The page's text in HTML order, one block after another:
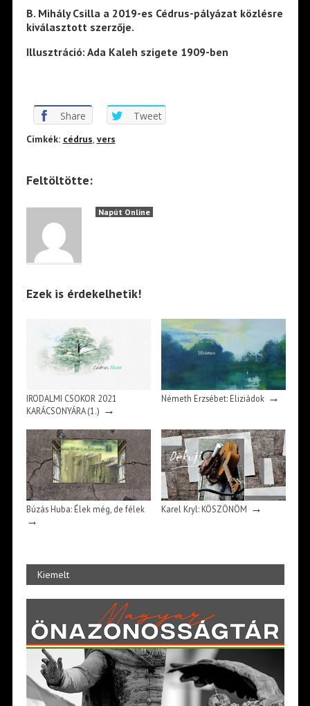
B. Mihály Csilla a 2019-es Cédrus-pályázat közlésre
kiválasztott szerzője.
Illusztráció: Ada Kaleh szigete 1909-ben
Share Tweet
Cimkék: cédrus, vers
Feltöltötte:
Napút Online
Ezek is érdekelhetik!
IRODALMI CSOKOR 2021
KARÁCSONYÁRA (1.) →
Németh Erzsébet: Eliziádok→
Búzás Huba: Élek még, de félek
→
Karel Kryl: KÖSZÖNÖM →
Kiemelt